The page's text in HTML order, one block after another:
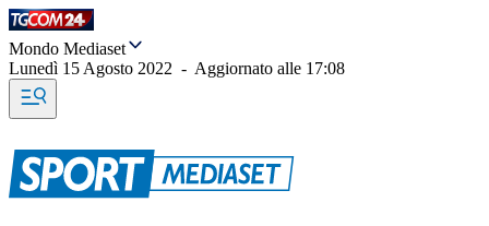
Mondo Mediaset
Lunedì 15 Agosto 2022 - Aggiornato alle 17:08